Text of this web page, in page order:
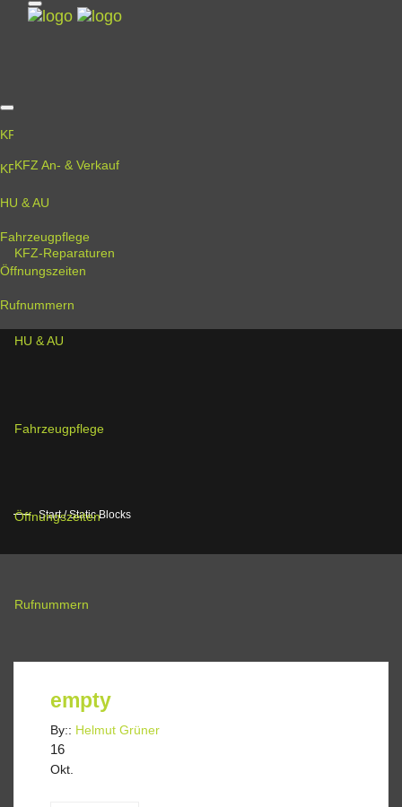
KFZ An- & Verkauf
KFZ-Reparaturen
HU & AU
Fahrzeugpflege
Öffnungszeiten
Rufnummern
KFZ An- & Verkauf
KFZ-Reparaturen
HU & AU
Fahrzeugpflege
Öffnungszeiten
Rufnummern
Start/ Static Blocks
empty
By:: Helmut Grüner
16
Okt.